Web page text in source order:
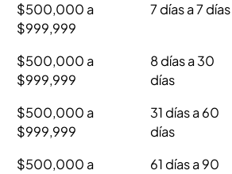
$500,000 a
$999,999
7 días a 7 días
$500,000 a
$999,999
8 días a 30
días
$500,000 a
$999,999
31 días a 60
días
$500,000 a
61 días a 90